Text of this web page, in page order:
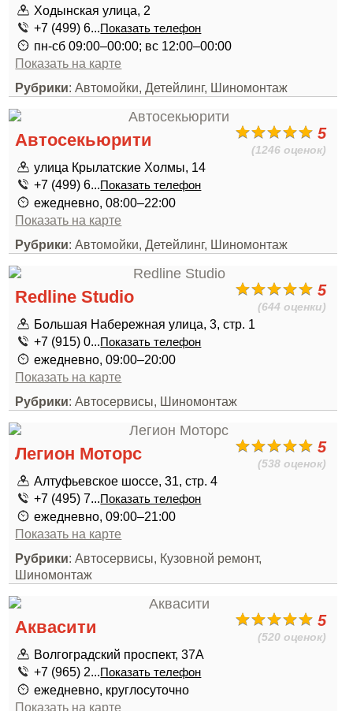
Ходынская улица, 2
+7 (499) 6...Показать телефон
пн-сб 09:00–00:00; вс 12:00–00:00
Показать на карте
Рубрики: Автомойки, Детейлинг, Шиномонтаж
5
(1246 оценок)
Автосекьюрити
улица Крылатские Холмы, 14
+7 (499) 6...Показать телефон
ежедневно, 08:00–22:00
Показать на карте
Рубрики: Автомойки, Детейлинг, Шиномонтаж
5
(644 оценки)
Redline Studio
Большая Набережная улица, 3, стр. 1
+7 (915) 0...Показать телефон
ежедневно, 09:00–20:00
Показать на карте
Рубрики: Автосервисы, Шиномонтаж
5
(538 оценок)
Легион Моторс
Алтуфьевское шоссе, 31, стр. 4
+7 (495) 7...Показать телефон
ежедневно, 09:00–21:00
Показать на карте
Рубрики: Автосервисы, Кузовной ремонт,
Шиномонтаж
5
(520 оценок)
Аквасити
Волгоградский проспект, 37А
+7 (965) 2...Показать телефон
ежедневно, круглосуточно
Показать на карте